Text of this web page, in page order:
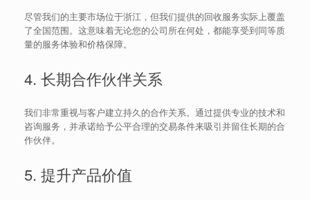
尽管我们的主要市场位于浙江，但我们提供的回收服务实际上覆盖
了全国范围。这意味着无论您的公司所在何处，都能享受到同等质
量的服务体验和价格保障。
4. 长期合作伙伴关系
我们非常重视与客户建立持久的合作关系。通过提供专业的技术和
咨询服务，并承诺给予公平合理的交易条件来吸引并留住长期的合
作伙伴。
5. 提升产品价值